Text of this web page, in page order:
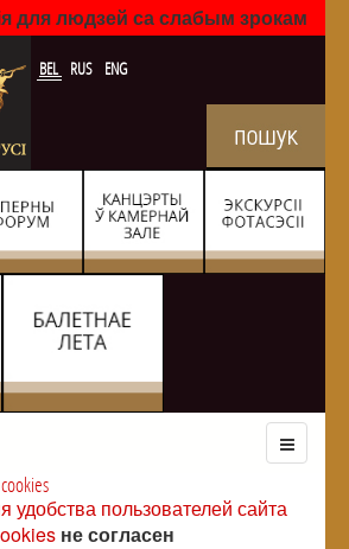
для людзей са слабым зрокам
BEL RUS ENG
удобства пользователей сайта
не согласен